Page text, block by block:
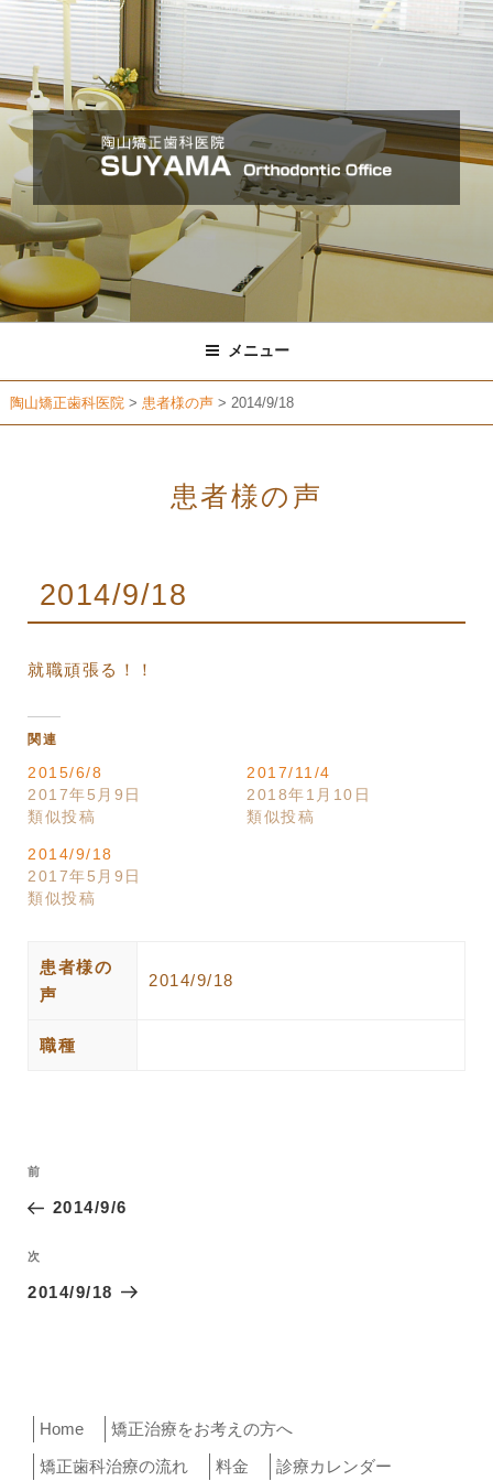
コ
ン
ン
ツ
ス
キ
ッ
プ
メニュー
陶山矯正歯科医院 > 患者様の声 > 2014/9/18
患者様の声
2014/9/18
就職頑張る！！
関連
2015/6/8
2017年5月9日
類似投稿
2017/11/4
2018年1月10日
類似投稿
2014/9/18
2017年5月9日
類似投稿
患者様の
声
2014/9/18
職種
投
ナ
ビ
ゲ
過
去
投
稿
前
2014/9/6
次
の
次
2014/9/18
Home
矯正治療をお考えの方へ
矯正歯科治療の流れ
料金 診療カレンダー